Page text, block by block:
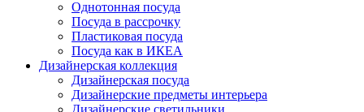
Однотонная посуда
Посуда в рассрочку
Пластиковая посуда
Посуда как в ИКЕА
Дизайнерская коллекция
Дизайнерская посуда
Дизайнерские предметы интерьера
Дизайнерские светильники